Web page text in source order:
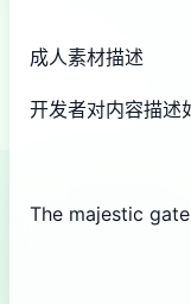
成人素材描述
开发者对内容描述
The majestic